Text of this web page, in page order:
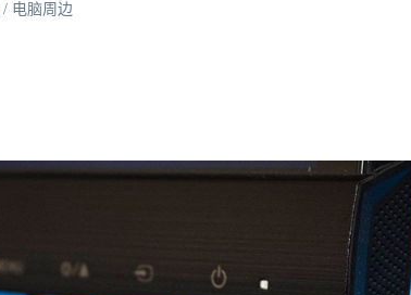
/ 电脑周边